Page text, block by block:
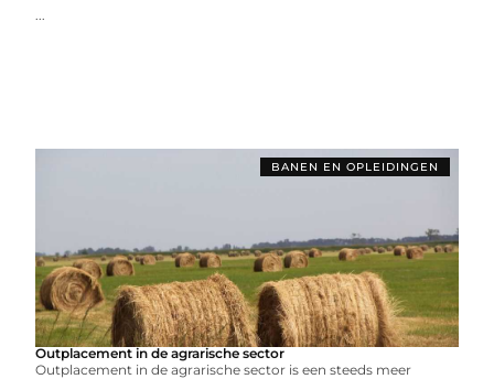
...
BANEN EN OPLEIDINGEN
Outplacement in de agrarische sector
Outplacement in de agrarische sector is een steeds meer